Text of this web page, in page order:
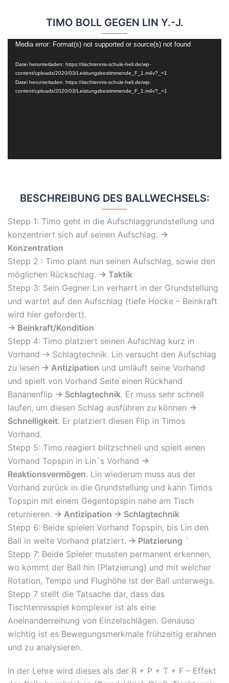
TIMO BOLL GEGEN LIN Y.-J.
Video-
Media error: Format(s) not supported or source(s) not found
Datei herunterladen: https://tischtennis-schule-heli.de/wp-
content/uploads/2020/03/Leistungsbestimmende_F_1.m4v?_=1
Datei herunterladen: https://tischtennis-schule-heli.de/wp-
content/uploads/2020/03/Leistungsbestimmende_F_1.m4v?_=1
BESCHREIBUNG DES BALLWECHSELS:
Stepp 1: Timo geht in die Aufschlaggrundstellung und
konzentriert sich auf seinen Aufschlag. ->
Konzentration
Stepp 2 : Timo plant nun seinen Aufschlag, sowie den
möglichen Rückschlag. -> Taktik
Stepp 3: Sein Gegner Lin verharrt in der Grundstellung
und wartet auf den Aufschlag (tiefe Hocke – Beinkraft
wird hier gefordert).
-> Beinkraft/Kondition
Stepp 4: Timo platziert seinen Aufschlag kurz in
Vorhand -> Schlagtechnik. Lin versucht den Aufschlag
zu lesen -> Antizipation und umläuft seine Vorhand
und spielt von Vorhand Seite einen Rückhand
Bananenflip -> Schlagtechnik. Er muss sehr schnell
laufen, um diesen Schlag ausführen zu können ->
Schnelligkeit. Er platziert diesen Flip in Timos
Vorhand.
Stepp 5: Timo reagiert blitzschnell und spielt einen
Vorhand Topspin in Lin`s Vorhand ->
Reaktionsvermögen. Lin wiederum muss aus der
Vorhand zurück in die Grundstellung und kann Timos
Topspin mit einem Gegentopspin nahe am Tisch
returnieren. -> Antizipation -> Schlagtechnik
Stepp 6: Beide spielen Vorhand Topspin, bis Lin den
Ball in weite Vorhand platziert. -> Platzierung `
Stepp 7: Beide Spieler mussten permanent erkennen,
wo kommt der Ball hin (Platzierung) und mit welcher
Rotation, Tempo und Flughöhe ist der Ball unterwegs.
Stepp 7 stellt die Tatsache dar, dass das
Tischtennisspiel komplexer ist als eine
Aneinanderreihung von Einzelschlägen. Genauso
wichtig ist es Bewegungsmerkmale frühzeitig erahnen
und zu analysieren.
In der Lehre wird dieses als der R + P + T + F – Effekt